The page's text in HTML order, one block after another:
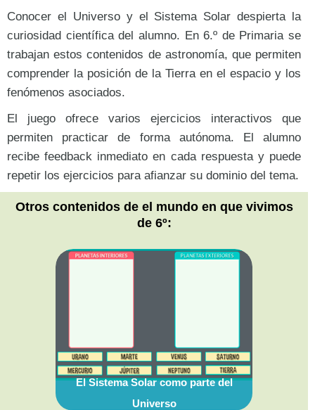
Conocer el Universo y el Sistema Solar despierta la
curiosidad científica del alumno. En 6.º de Primaria se
trabajan estos contenidos de astronomía, que permiten
comprender la posición de la Tierra en el espacio y los
fenómenos asociados.
El juego ofrece varios ejercicios interactivos que
permiten practicar de forma autónoma. El alumno
recibe feedback inmediato en cada respuesta y puede
repetir los ejercicios para afianzar su dominio del tema.
Otros contenidos de el mundo en que vivimos
de 6º:
El Sistema Solar como parte del
Universo